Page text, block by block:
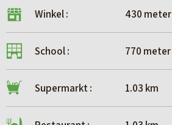
Winkel : 430 meter
School : 770 meter
Supermarkt : 1.03 km